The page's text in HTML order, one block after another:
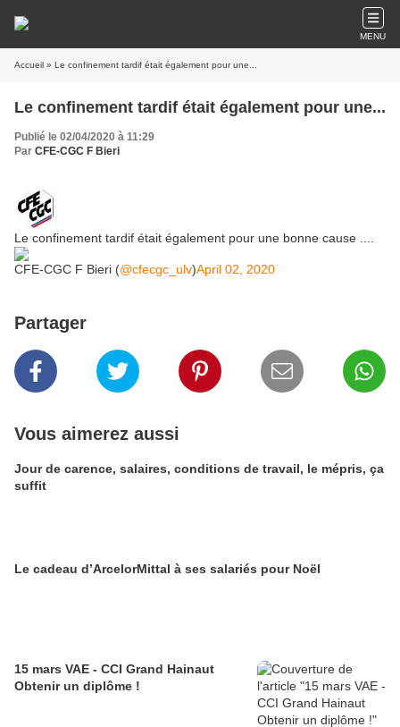
MENU
Accueil » Le confinement tardif était également pour une...
Le confinement tardif était également pour une...
Publié le 02/04/2020 à 11:29
Par CFE-CGC F Bieri
Le confinement tardif était également pour une bonne cause ....
CFE-CGC F Bieri (@cfecgc_ulv)April 02, 2020
Partager
Vous aimerez aussi
Jour de carence, salaires, conditions de travail, le mépris, ça
suffit
Le cadeau d’ArcelorMittal à ses salariés pour Noël
15 mars VAE - CCI Grand Hainaut
Obtenir un diplôme !